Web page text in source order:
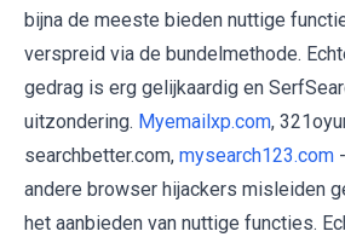
bijna de meeste bieden nuttige
verspreid via de bundelmethode.
gedrag is erg gelijkaardig en
uitzondering. Myemailxp.com,
searchbetter.com, mysearch123.com
andere browser hijackers misleiden
het aanbieden van nuttige functies.